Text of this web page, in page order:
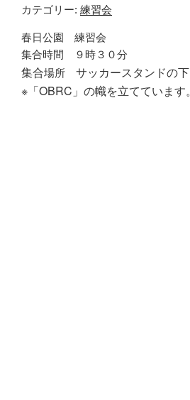
カテゴリー: 練習会
春日公園 練習会
集合時間 ９時３０分
集合場所 サッカースタンドの下
※「OBRC」の幟を立てています。